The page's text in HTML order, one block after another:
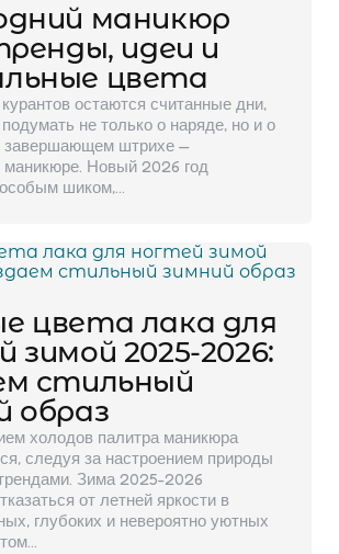
маникюр
идеи и
цвета
остаются считанные дни,
не только о наряде, но и о
завершающем штрихе —
маникюре. Новый 2026 год
шиком,…
цвета лака для
зимой 2025-2026:
стильный
образ
холодов палитра маникюра
следуя за настроением природы
Зима 2025-2026
от летней яркости в
глубоких и невероятно уютных